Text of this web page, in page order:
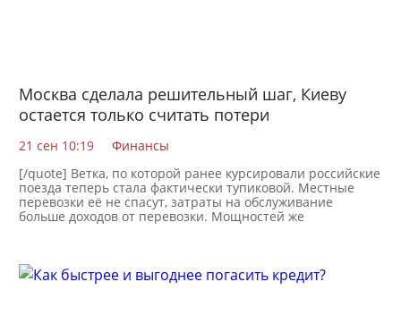
Москва сделала решительный шаг, Киеву
остается только считать потери
21 сен 10:19
Финансы
[/quote] Ветка, по которой ранее курсировали российские
поезда теперь стала фактически тупиковой. Местные
перевозки её не спасут, затраты на обслуживание
больше доходов от перевозки. Мощностей же